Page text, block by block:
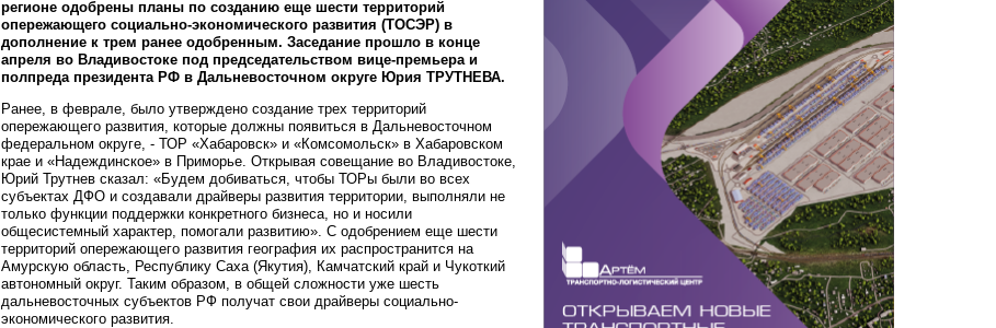
регионе одобрены планы по созданию еще шести территорий
опережающего социально-экономического развития (ТОСЭР) в
дополнение к трем ранее одобренным. Заседание прошло в конце
апреля во Владивостоке под председательством вице-премьера и
полпреда президента РФ в Дальневосточном округе Юрия ТРУТНЕВА.
Ранее, в феврале, было утверждено создание трех территорий
опережающего развития, которые должны появиться в Дальневосточном
федеральном округе, - ТОР «Хабаровск» и «Комсомольск» в Хабаровском
крае и «Надеждинское» в Приморье. Открывая совещание во Владивостоке,
Юрий Трутнев сказал: «Будем добиваться, чтобы ТОРы были во всех
субъектах ДФО и создавали драйверы развития территории, выполняли не
только функции поддержки конкретного бизнеса, но и носили
общесистемный характер, помогали развитию». С одобрением еще шести
территорий опережающего развития география их распространится на
Амурскую область, Республику Саха (Якутия), Камчатский край и Чукоткий
автономный округ. Таким образом, в общей сложности уже шесть
дальневосточных субъектов РФ получат свои драйверы социально-
экономического развития.